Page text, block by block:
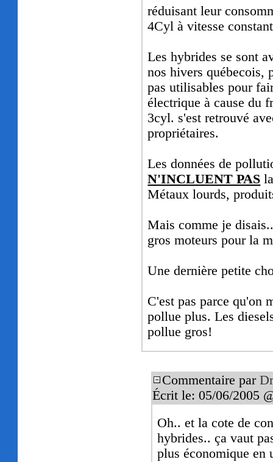
réduisant leur
4Cyl à vitesse
Les hybrides se sont
nos hivers québecois,
pas utilisables pour
électrique à cause du
3cyl. s'est retrouvé
propriétaires.
Les données de
N'INCLUENT PAS
Métaux lourds,
Mais comme je
gros moteurs pour la
Une dernière petite
C'est pas parce qu'on
pollue plus. Les
pollue gros!
Commentaire par
Écrit le: 05/06/2005
Oh.. et la cote de
hybrides.. ça vaut
plus économique en